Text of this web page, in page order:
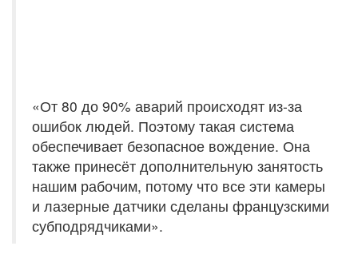
«От 80 до 90% аварий происходят из-за
ошибок людей. Поэтому такая система
обеспечивает безопасное вождение. Она
также принесёт дополнительную занятость
нашим рабочим, потому что все эти камеры
и лазерные датчики сделаны французскими
субподрядчиками».